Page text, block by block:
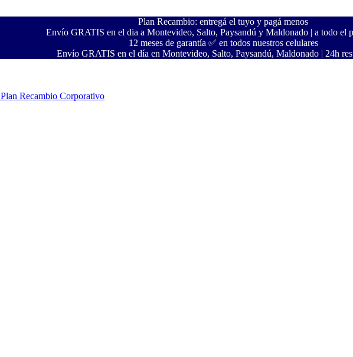
Plan Recambio: entregá el tuyo y pagá menos
Envío GRATIS en el dia a Montevideo, Salto, Paysandú y Maldonado | a todo el
12 meses de garantía ✅ en todos nuestros celulares
Envío GRATIS en el día en Montevideo, Salto, Paysandú, Maldonado | 24h
Plan Recambio Corporativo